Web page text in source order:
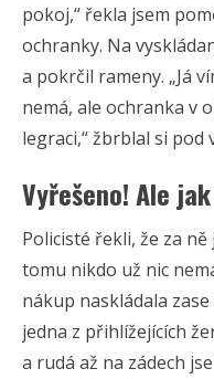
pokoj,“ řekla jsem
ochranky. Na
a pokrčil rameny. „Já
nemá, ale ochranka v
legraci,“ žbrblal si pod
Vyřešeno! Ale
Policisté řekli, že za
tomu nikdo už nic
nákup naskládala
jedna z přihlížejících
a rudá až na zádech